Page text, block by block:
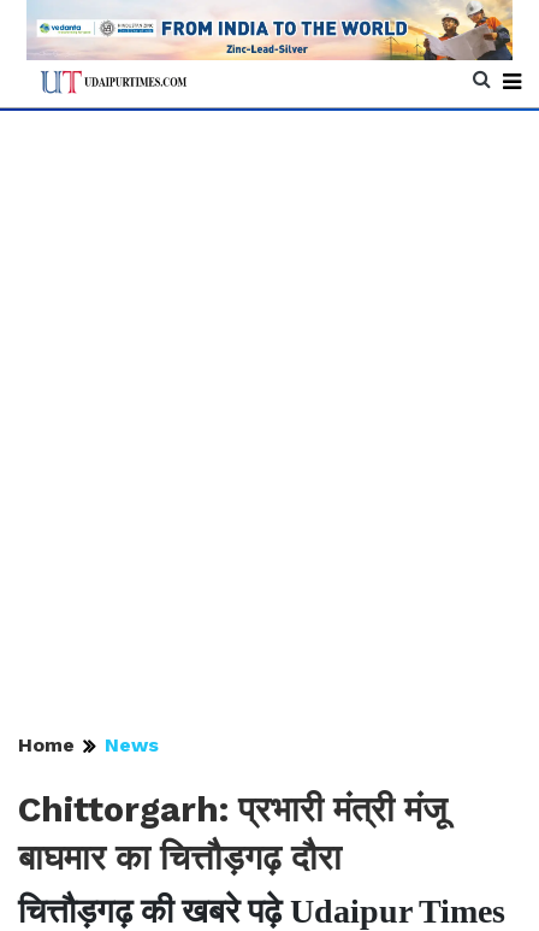
Home News
Chittorgarh: प्रभारी मंत्री मंजू
बाघमार का चित्तौड़गढ़ दौरा
चित्तौड़गढ़ की खबरे पढ़े Udaipur Times